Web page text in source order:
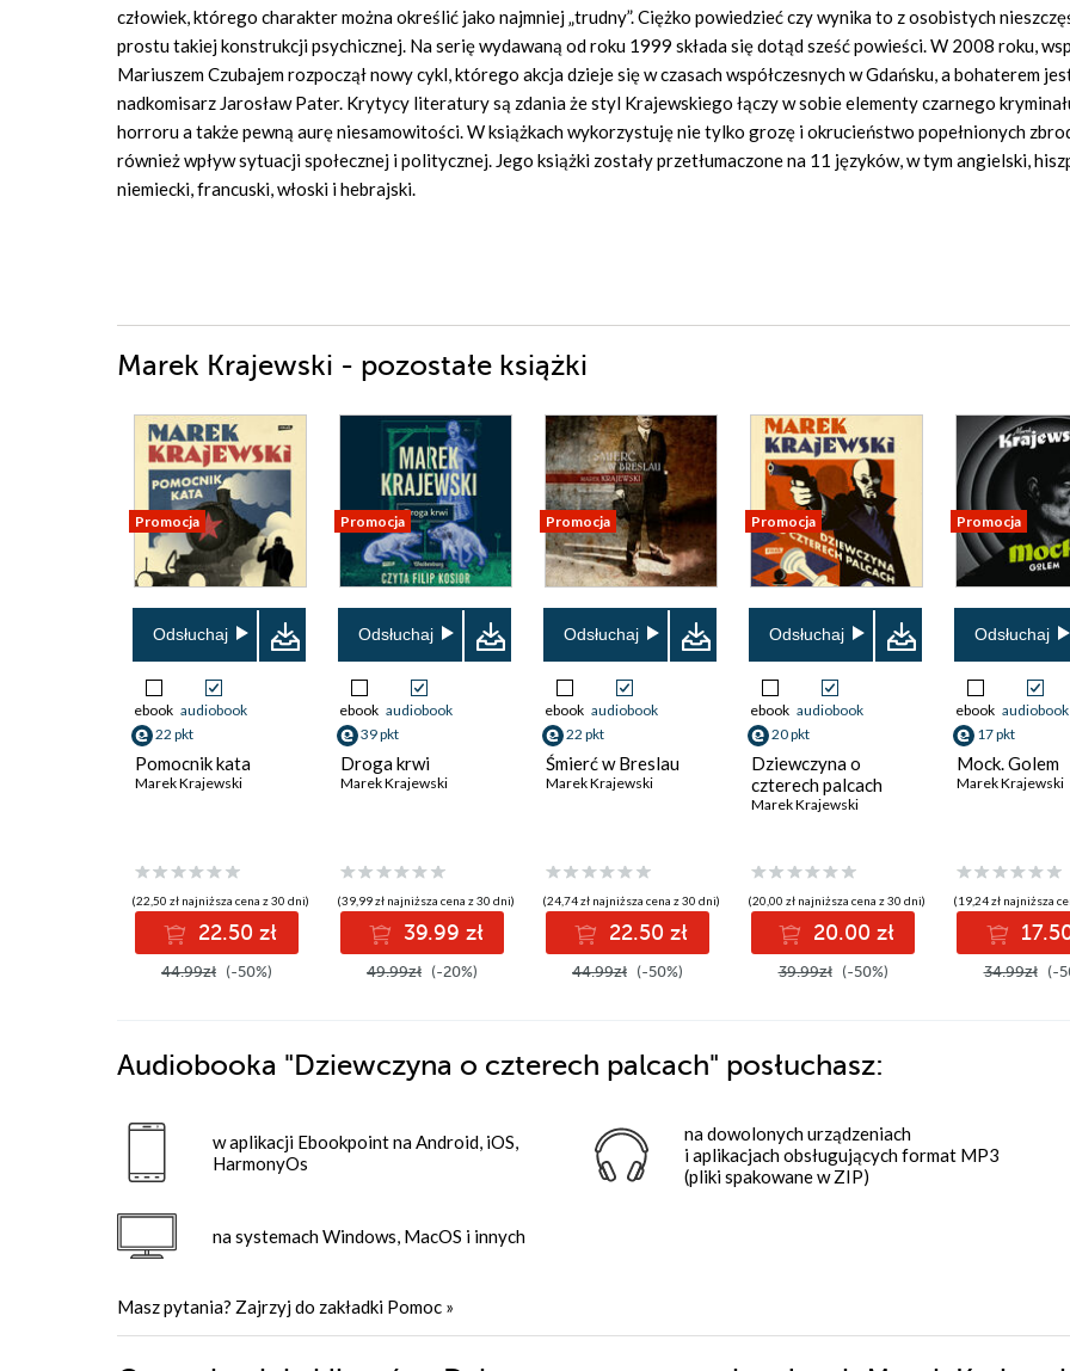
człowiek, którego charakter można określić jako najmniej „trudny”. Ciężko powiedzieć czy wynika to z osobistych
prostu takiej konstrukcji psychicznej. Na serię wydawaną od roku 1999 składa się dotąd sześć powieści.W 2008 roku,
Mariuszem Czubajem rozpoczął nowy cykl, którego akcja dzieje się w czasach współczesnych w Gdańsku, a bohaterem
nadkomisarz Jarosław Pater. Krytycy literatury są zdania że styl Krajewskiego łączy w sobie elementy czarnego
horroru a także pewną aurę niesamowitości. W książkach wykorzystuję nie tylko grozę i okrucieństwo popełnionych
również wpływ sytuacji społecznej i politycznej. Jego książki zostały przetłumaczone na 11 języków, w tym angielski,
niemiecki, francuski, włoski i hebrajski.
Marek Krajewski - pozostałe książki
Promocja
Odsłuchaj
ebook audiobook
22 pkt
Pomocnik kata
Marek Krajewski
(22,50 zł najniższa cena z 30 dni)
22.50 zł
44.99zł (-50%)
Promocja
Odsłuchaj
ebook audiobook
39 pkt
Droga krwi
Marek Krajewski
(39,99 zł najniższa cena z 30 dni)
39.99 zł
49.99zł (-20%)
Promocja
Odsłuchaj
ebook audiobook
22 pkt
Śmierć w Breslau
Marek Krajewski
(24,74 zł najniższa cena z 30 dni)
22.50 zł
44.99zł (-50%)
Promocja
Odsłuchaj
ebook audiobook
20 pkt
Dziewczyna o
czterech palcach
Marek Krajewski
(20,00 zł najniższa cena z 30 dni)
20.00 zł
39.99zł (-50%)
Promocja
Odsłuchaj
ebook audiobook
17 pkt
Mock. Golem
Marek Krajewski
(19,24 zł najniższa
34.99zł (-
Audiobooka "Dziewczyna o czterech palcach" posłuchasz:
w aplikacji Ebookpoint na Android, iOS,
HarmonyOs
na systemach Windows, MacOS i innych
na dowolonych urządzeniach
i aplikacjach obsługujących format MP3
(pliki spakowane w ZIP)
Masz pytania? Zajrzyj do zakładki Pomoc »